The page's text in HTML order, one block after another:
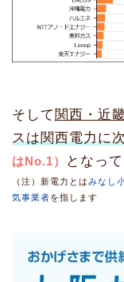
そして 関西・近
スは関西電力に
はNo.1）
となっ
（注）新電力とはみなし
気事業者を指します